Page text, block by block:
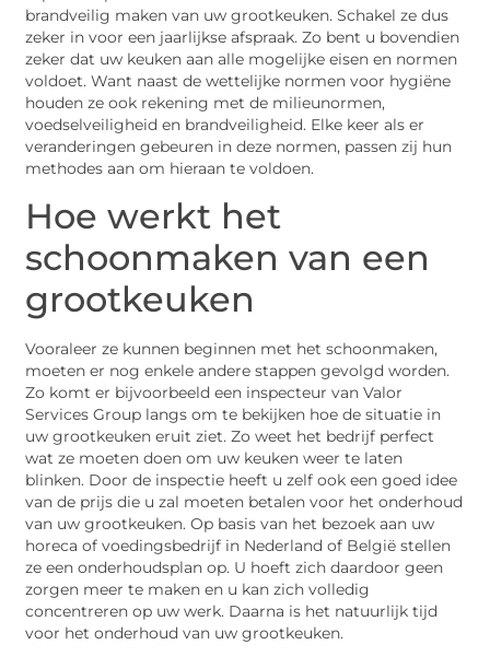
brandveilig maken van uw grootkeuken. Schakel ze dus
zeker in voor een jaarlijkse afspraak. Zo bent u bovendien
zeker dat uw keuken aan alle mogelijke eisen en normen
voldoet. Want naast de wettelijke normen voor hygiëne
houden ze ook rekening met de milieunormen,
voedselveiligheid en brandveiligheid. Elke keer als er
veranderingen gebeuren in deze normen, passen zij hun
methodes aan om hieraan te voldoen.
Hoe werkt het
schoonmaken van een
grootkeuken
Vooraleer ze kunnen beginnen met het schoonmaken,
moeten er nog enkele andere stappen gevolgd worden.
Zo komt er bijvoorbeeld een inspecteur van Valor
Services Group langs om te bekijken hoe de situatie in
uw grootkeuken eruit ziet. Zo weet het bedrijf perfect
wat ze moeten doen om uw keuken weer te laten
blinken. Door de inspectie heeft u zelf ook een goed idee
van de prijs die u zal moeten betalen voor het onderhoud
van uw grootkeuken. Op basis van het bezoek aan uw
horeca of voedingsbedrijf in Nederland of België stellen
ze een onderhoudsplan op. U hoeft zich daardoor geen
zorgen meer te maken en u kan zich volledig
concentreren op uw werk. Daarna is het natuurlijk tijd
voor het onderhoud van uw grootkeuken.